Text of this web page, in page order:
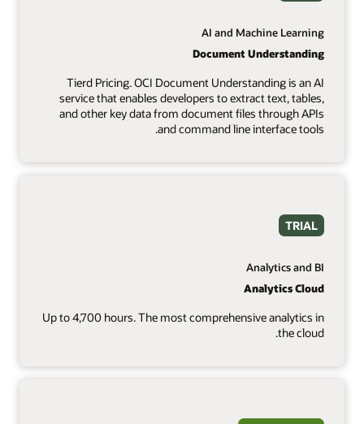
AI and Machine Learning
Document Understanding
Tierd Pricing. OCI Document Understanding is an AI
service that enables developers to extract text, tables,
and other key data from document files through APIs
and command line interface tools.
TRIAL
Analytics and BI
Analytics Cloud
Up to 4,700 hours. The most comprehensive analytics in
the cloud.